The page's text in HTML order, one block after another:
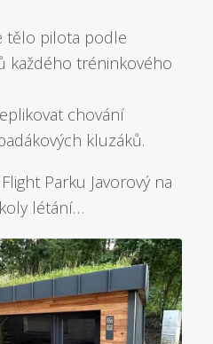
tělo pilota podle
každého tréninkového
chování
kluzáků.
Parku Javorový na
létání…